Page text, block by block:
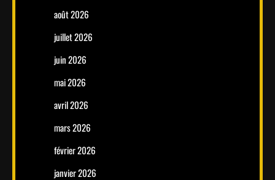
août 2026
juillet 2026
juin 2026
mai 2026
avril 2026
mars 2026
février 2026
janvier 2026